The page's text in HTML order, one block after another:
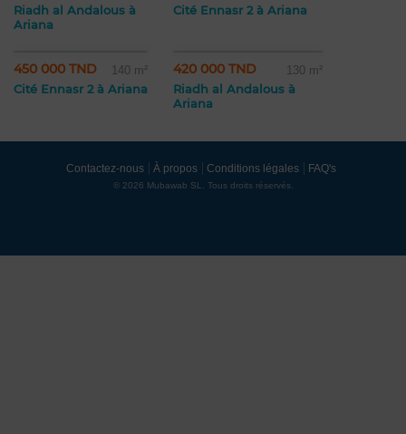
Riadh al Andalous à
Ariana
Cité Ennasr 2 à Ariana
450 000 TND 140 m²
Cité Ennasr 2 à Ariana
420 000 TND 130 m²
Riadh al Andalous à
Ariana
Contactez-nous À propos Conditions légales FAQ's
© 2026 Mubawab SL. Tous droits réservés.